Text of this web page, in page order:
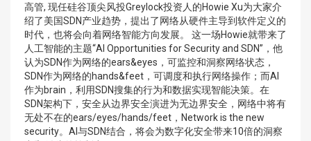
高管, 现任硅谷顶尖风投Greylock投资人的Howie Xu为大家介
绍了美国SDN产业趋势，提出了网络从硬件主导到软件定义的
时代，也将会向着网络智能方向发展。 这一场Howie就带来了
人工智能的主题“AI Opportunities for Security and SDN”，他
认为SDN作为网络的ears&eyes，可监控和洞察网络状态，
SDN作为网络的hands&feet，可调度和执行网络操作；而AI
作为brain，利用SDN搜集的行为和数据实现智能决策。在
SDN架构下，安全从边界安全演进为无边界安全，网络中将有
无处不在的ears/eyes/hands/feet，Network is the new
security。AI与SDN结合，将会为数字化安全带来10倍的洞察